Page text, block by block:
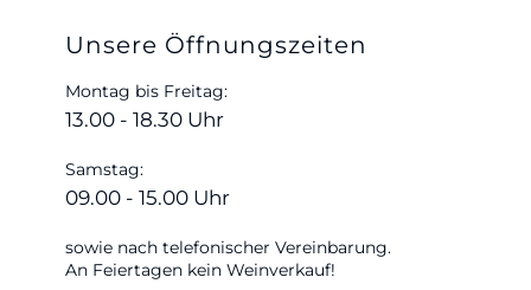
Unsere Öffnungszeiten
Montag bis Freitag:
13.00 - 18.30 Uhr
Samstag:
09.00 - 15.00 Uhr
sowie nach telefonischer Vereinbarung.
An Feiertagen kein Weinverkauf!